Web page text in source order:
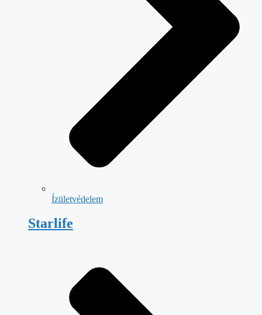
Ízületvédelem
Starlife